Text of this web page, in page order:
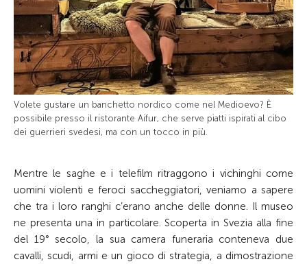
Volete gustare un banchetto nordico come nel Medioevo? È
possibile presso il ristorante Aifur, che serve piatti ispirati al cibo
dei guerrieri svedesi, ma con un tocco in più.
Mentre le saghe e i telefilm ritraggono i vichinghi come
uomini violenti e feroci saccheggiatori, veniamo a sapere
che tra i loro ranghi c’erano anche delle donne. Il museo
ne presenta una in particolare. Scoperta in Svezia alla fine
del 19° secolo, la sua camera funeraria conteneva due
cavalli, scudi, armi e un gioco di strategia, a dimostrazione